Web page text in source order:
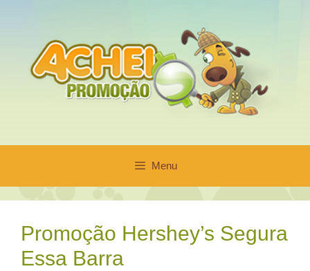
conteúdo
Menu
Promoção Hershey’s Segura
Essa Barra